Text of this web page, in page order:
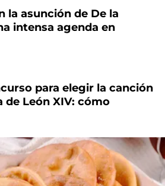
la asunción de De la
intensa agenda en
para elegir la canción
de León XIV: cómo